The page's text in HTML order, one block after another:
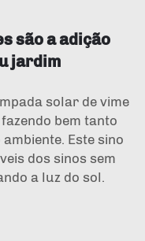
são a adição
jardim
solar de vime
bem tanto
Este sino
dos sinos sem
a luz do sol.